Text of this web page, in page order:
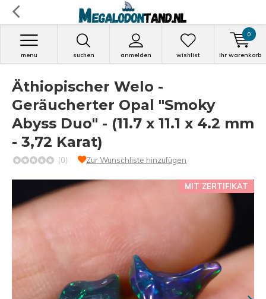
suchen anmelden
menu wishlist ihr warenkorb
0
Äthiopischer Welo -
Geräucherter Opal "Smoky
Abyss Duo" - (11.7 x 11.1 x 4.2 mm
- 3,72 Karat)
(0) Zur Wunschliste hinzufügen
MIT ZERTIFIKAT